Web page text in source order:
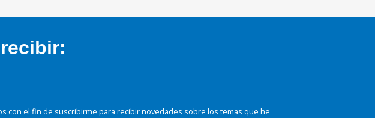
con el fin de suscribirme para recibir novedades sobre los temas que he